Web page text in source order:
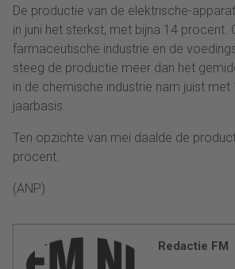
De productie van de elektrische-
in juni het sterkst, met bijna 14 procent.
farmaceutische industrie en de
steeg de productie meer dan het
in de chemische industrie nam juist
jaarbasis.
Ten opzichte van mei daalde de
procent.
(ANP)
Redactie FM